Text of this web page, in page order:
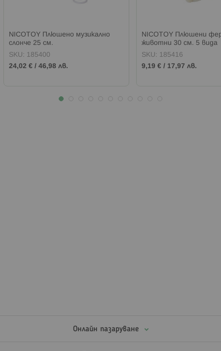
NICOTOY Плюшено музикално
слонче 25 см.
SKU: 185400
24,02 € / 46,98 лв.
NICOTOY Плюшени
животни 30 см. 5 вида
SKU: 185416
9,19 € / 17,97 лв.
Онлайн пазаруване